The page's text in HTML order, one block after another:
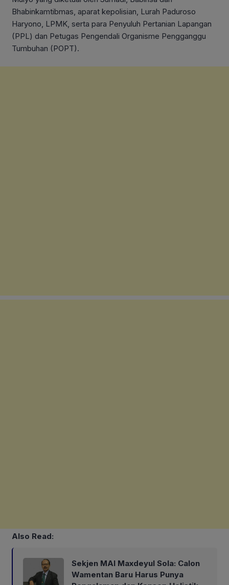
Bhabinkamtibmas, aparat kepolisian, Lurah Paduroso
Haryono, LPMK, serta para Penyuluh Pertanian Lapangan
(PPL) dan Petugas Pengendali Organisme Pengganggu
Tumbuhan (POPT).
Also Read:
Sekjen MAI Maxdeyul Sola: Calon
Wamentan Baru Harus Punya